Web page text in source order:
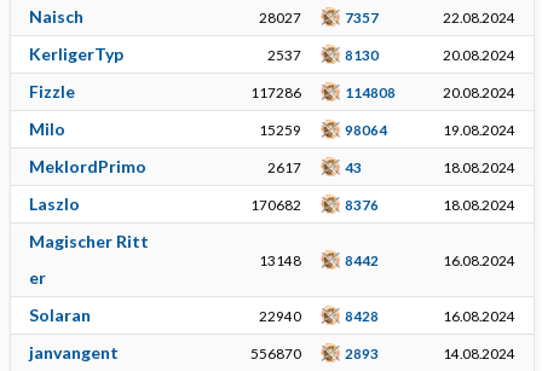
Naisch 28027 7357 22.08.2024
KerligerTyp 2537 8130 20.08.2024
Fizzle 117286 114808 20.08.2024
Milo 15259 98064 19.08.2024
MeklordPrimo 2617 43 18.08.2024
Laszlo 170682 8376 18.08.2024
Magischer Ritt
er
13148 8442 16.08.2024
Solaran 22940 8428 16.08.2024
janvangent 556870 2893 14.08.2024